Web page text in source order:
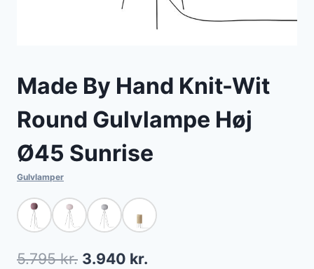
Made By Hand Knit-Wit
Round Gulvlampe Høj
Ø45 Sunrise
Gulvlamper
5.795kr. Den
3.940 kr.